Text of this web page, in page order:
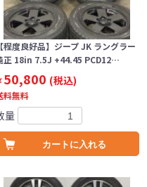
【程度良好品】ジープ JK ラングラー
正 18in 7.5J +44.45 PCD12…
50,800 (税込)
料無料
量
カートに入れる